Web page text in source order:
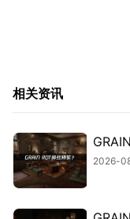
相关资讯
2026-